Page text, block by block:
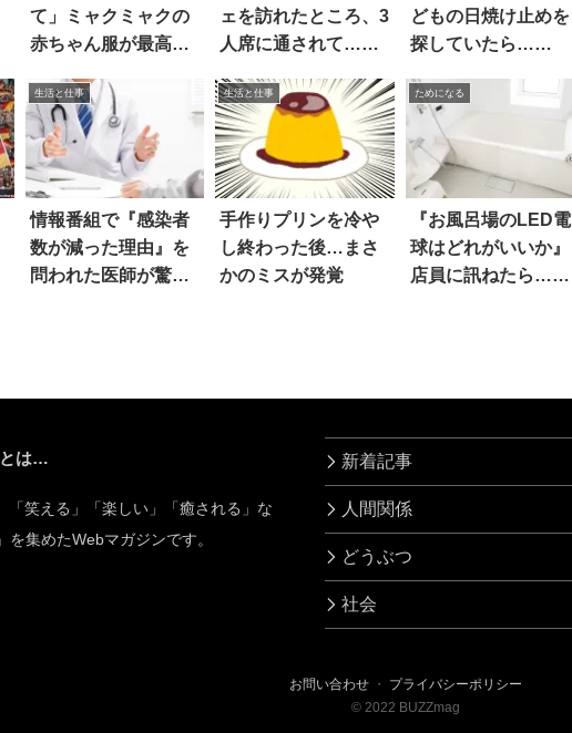
て」ミャクミャクの
赤ちゃん服が最高す
ェを訪れたところ、3
人席に通されて…
どもの日焼け止めを
探していたら…
生活と仕事
情報番組で『感染者
数が減った理由』を
問われた医師が驚き
生活と仕事
手作りプリンを冷や
し終わった後…まさ
かのミスが発覚
ためになる
『お風呂場のLED電
球はどれがいいか』
店員に訊ねたら…マ
は…
「笑える」「楽しい」「癒される」な
を集めたWebマガジンです。
新着記事
人間関係
どうぶつ
社会
お問い合わせ ・ プライバシーポリシー
© 2022 BUZZmag